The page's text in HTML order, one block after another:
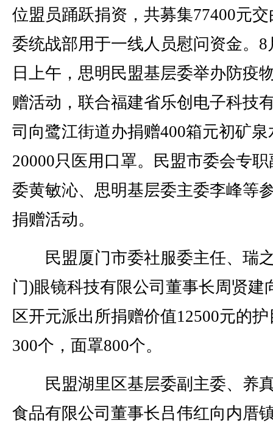
位盟员踊跃捐资，共募集77400元交
委统战部用于一线人员慰问资金。8
日上午，思明民盟基层委举办防疫
赠活动，联合福建省乐创电子科技
司向鹭江街道办捐赠400箱元初矿泉
20000只医用口罩。民盟市委会专
委黄敏沁、思明基层委主委李峰等
捐赠活动。
民盟厦门市委社服委主任、瑞
门)眼镜科技有限公司董事长周贤建
区开元派出所捐赠价值12500元的
300个，面罩800个。
民盟湖里区基层委副主委、养
食品有限公司董事长吕伟红向内厝